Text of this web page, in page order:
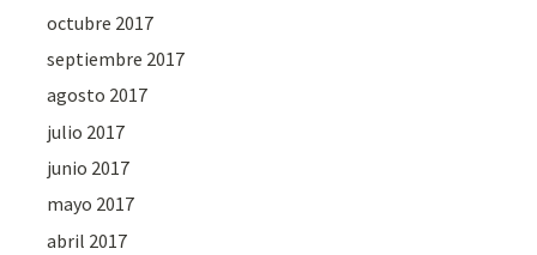
octubre 2017
septiembre 2017
agosto 2017
julio 2017
junio 2017
mayo 2017
abril 2017